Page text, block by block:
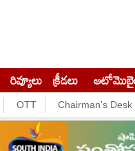
రివ్యూలు క్రీడలు
OTT Chairman's Desk